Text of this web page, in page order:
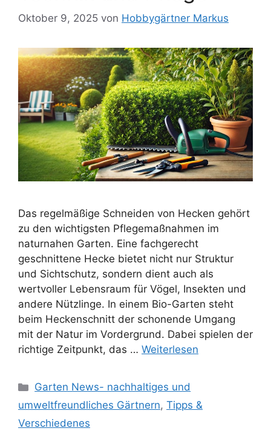
Oktober 9, 2025 von Hobbygärtner Markus
Das regelmäßige Schneiden von Hecken gehört
zu den wichtigsten Pflegemaßnahmen im
naturnahen Garten. Eine fachgerecht
geschnittene Hecke bietet nicht nur Struktur
und Sichtschutz, sondern dient auch als
wertvoller Lebensraum für Vögel, Insekten und
andere Nützlinge. In einem Bio-Garten steht
beim Heckenschnitt der schonende Umgang
mit der Natur im Vordergrund. Dabei spielen der
richtige Zeitpunkt, das … Weiterlesen
Kategorien
Garten News- nachhaltiges und
umweltfreundliches Gärtnern, Tipps &
Verschiedenes